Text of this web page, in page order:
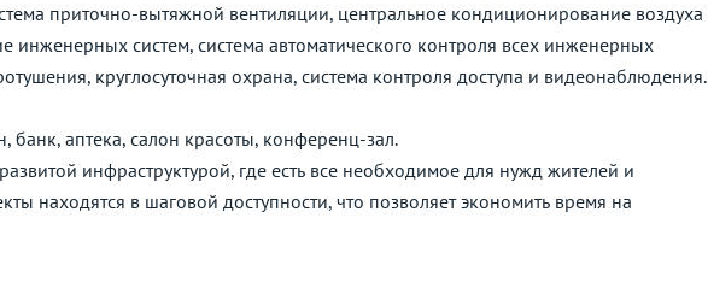
приточно-вытяжной вентиляции, центральное кондиционирование воздуха
инженерных систем, система автоматического контроля всех инженерных
круглосуточная охрана, система контроля доступа и видеонаблюдения.
банк, аптека, салон красоты, конференц-зал.
инфраструктурой, где есть все необходимое для нужд жителей и
находятся в шаговой доступности, что позволяет экономить время на